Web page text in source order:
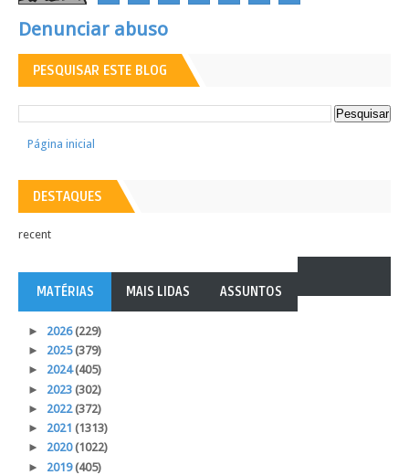
Denunciar abuso
PESQUISAR ESTE BLOG
Página inicial
DESTAQUES
recent
MATÉRIAS MAIS LIDAS ASSUNTOS
► 2026(229)
► 2025(379)
► 2024(405)
► 2023 (302)
► 2022(372)
► 2021 (1313)
► 2020(1022)
► 2019(405)